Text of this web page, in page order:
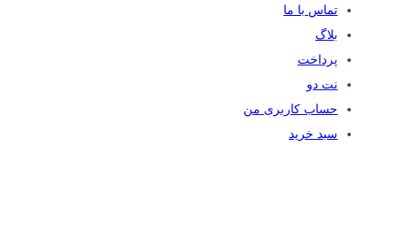
تماس با ما
بلاگ
پرداخت
نت دو
حساب کاربری من
سبد خرید